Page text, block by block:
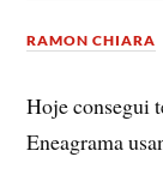
RAMON CHIARA
Hoje consegui
Eneagrama